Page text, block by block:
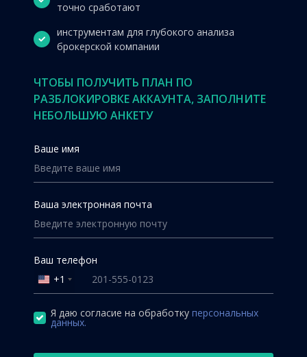
точно сработают
инструментам для глубокого анализа
брокерской компании
ЧТОБЫ ПОЛУЧИТЬ ПЛАН ПО
РАЗБЛОКИРОВКЕ АККАУНТА, ЗАПОЛНИТЕ
НЕБОЛЬШУЮ АНКЕТУ
Ваше имя
Ваша электронная почта
Ваш телефон
United
States
+1
+1
Я даю согласие на обработку персональных
данных.